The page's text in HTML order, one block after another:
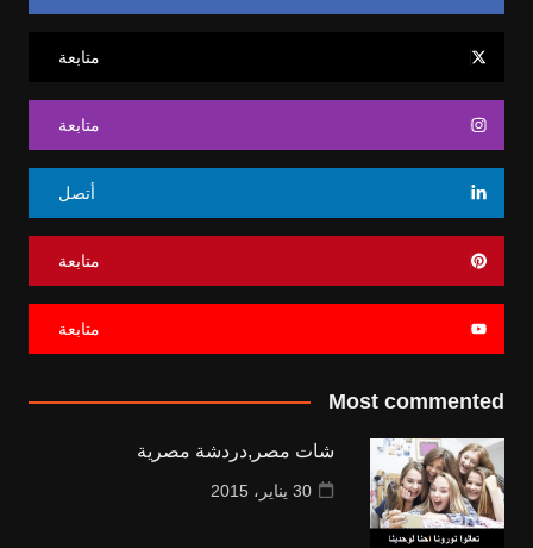
متابعة
متابعة
أتصل
متابعة
متابعة
Most commented
شات مصر,دردشة مصرية
30 يناير، 2015